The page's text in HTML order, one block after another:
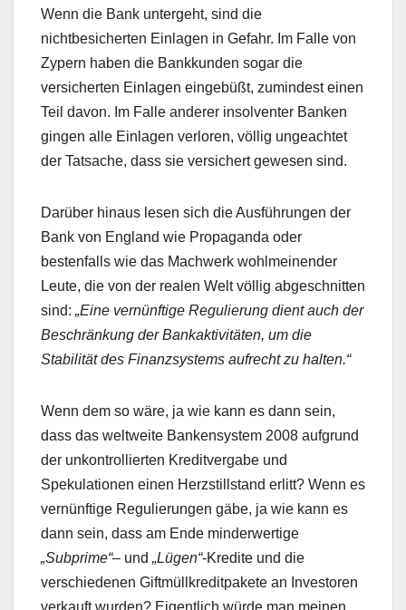
Wenn die Bank untergeht, sind die
nichtbesicherten Einlagen in Gefahr. Im Falle von
Zypern haben die Bankkunden sogar die
versicherten Einlagen eingebüßt, zumindest einen
Teil davon. Im Falle anderer insolventer Banken
gingen alle Einlagen verloren, völlig ungeachtet
der Tatsache, dass sie versichert gewesen sind.
Darüber hinaus lesen sich die Ausführungen der
Bank von England wie Propaganda oder
bestenfalls wie das Machwerk wohlmeinender
Leute, die von der realen Welt völlig abgeschnitten
sind: „Eine vernünftige Regulierung dient auch der
Beschränkung der Bankaktivitäten, um die
Stabilität des Finanzsystems aufrecht zu halten.“
Wenn dem so wäre, ja wie kann es dann sein,
dass das weltweite Bankensystem 2008 aufgrund
der unkontrollierten Kreditvergabe und
Spekulationen einen Herzstillstand erlitt? Wenn es
vernünftige Regulierungen gäbe, ja wie kann es
dann sein, dass am Ende minderwertige
„Subprime“– und „Lügen“-Kredite und die
verschiedenen Giftmüllkreditpakete an Investoren